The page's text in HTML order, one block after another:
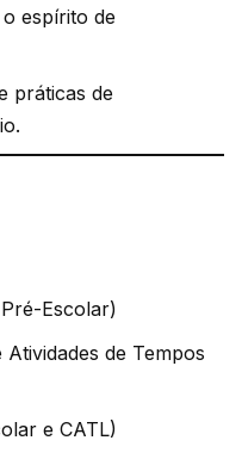
espírito de
práticas de
Escolar)
de Tempos
e CATL)